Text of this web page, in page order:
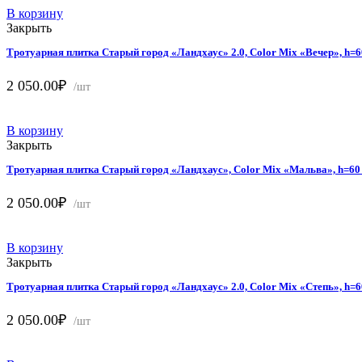
В корзину
Закрыть
Тротуарная плитка Старый город «Ландхаус» 2.0, Color Mix «Вечер»,
2 050.00₽ /шт
В корзину
Закрыть
Тротуарная плитка Старый город «Ландхаус», Color Mix «Мальва»,
2 050.00₽ /шт
В корзину
Закрыть
Тротуарная плитка Старый город «Ландхаус» 2.0, Color Mix «Степь»,
2 050.00₽ /шт